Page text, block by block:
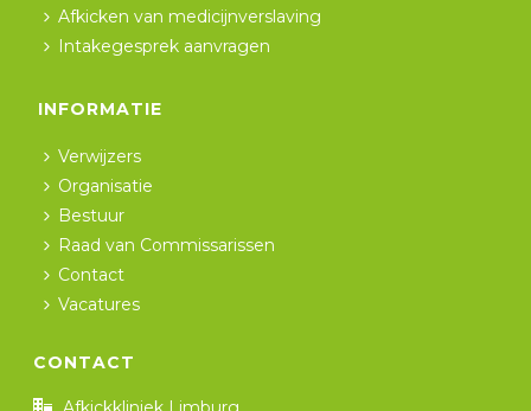
Afkicken van medicijnverslaving
Intakegesprek aanvragen
INFORMATIE
Verwijzers
Organisatie
Bestuur
Raad van Commissarissen
Contact
Vacatures
CONTACT